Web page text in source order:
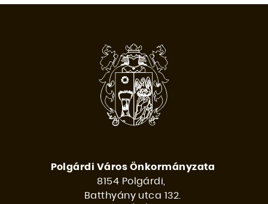
Polgárdi Város Önkormányzata
8154 Polgárdi,
Batthyány utca 132.